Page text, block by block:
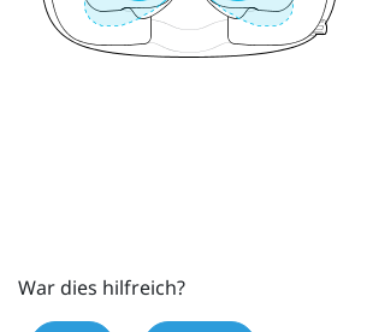
War dies hilfreich?